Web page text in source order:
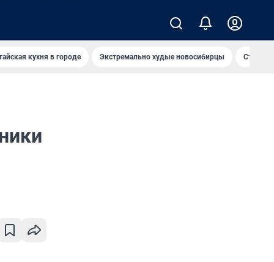
кухня в городе Экстремально худые новосибирцы Старт